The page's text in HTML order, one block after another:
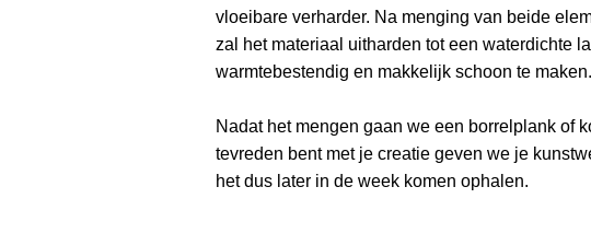
vloeibare verharder. Na menging van beide
zal het materiaal uitharden tot een waterdichte
warmtebestendig en makkelijk schoon te maken.
Nadat het mengen gaan we een borrelplank of
tevreden bent met je creatie geven we je
het dus later in de week komen ophalen.